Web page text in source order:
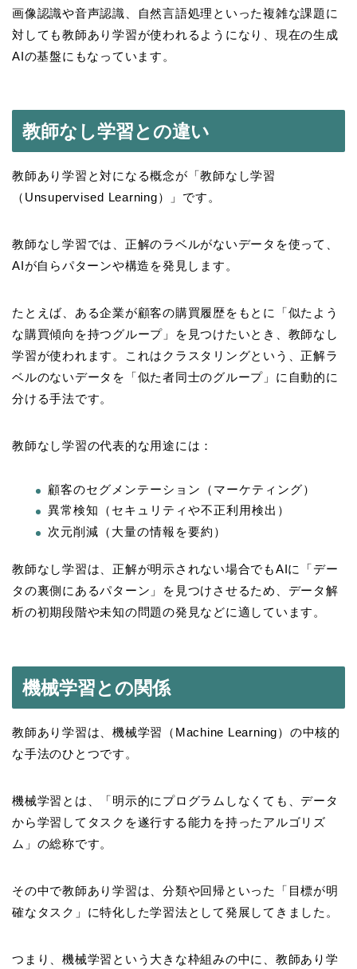
画像認識や音声認識、自然言語処理といった複雑な課題に
対しても教師あり学習が使われるようになり、現在の生成
AIの基盤にもなっています。
教師なし学習との違い
教師あり学習と対になる概念が「教師なし学習
（Unsupervised Learning）」です。
教師なし学習では、正解のラベルがないデータを使って、
AIが自らパターンや構造を発見します。
たとえば、ある企業が顧客の購買履歴をもとに「似たよう
な購買傾向を持つグループ」を見つけたいとき、教師なし
学習が使われます。これはクラスタリングという、正解ラ
ベルのないデータを「似た者同士のグループ」に自動的に
分ける手法です。
教師なし学習の代表的な用途には：
顧客のセグメンテーション（マーケティング）
異常検知（セキュリティや不正利用検出）
次元削減（大量の情報を要約）
教師なし学習は、正解が明示されない場合でもAIに「デー
タの裏側にあるパターン」を見つけさせるため、データ解
析の初期段階や未知の問題の発見などに適しています。
機械学習との関係
教師あり学習は、機械学習（Machine Learning）の中核的
な手法のひとつです。
機械学習とは、「明示的にプログラムしなくても、データ
から学習してタスクを遂行する能力を持ったアルゴリズ
ム」の総称です。
その中で教師あり学習は、分類や回帰といった「目標が明
確なタスク」に特化した学習法として発展してきました。
つまり、機械学習という大きな枠組みの中に、教師あり学